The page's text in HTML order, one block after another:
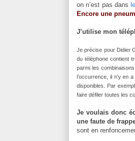
on n’est pas dans
Encore une
J’utilise mon
Je précise pour Didier
du téléphone contient
parmi les
l’occurrence, il n’y en a
disponibles. Par
faire défiler toutes les
Je voulais donc
une faute de
sont en